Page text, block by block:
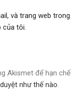
và trang web
của tôi.
Akismet để hạn
như thế nào.